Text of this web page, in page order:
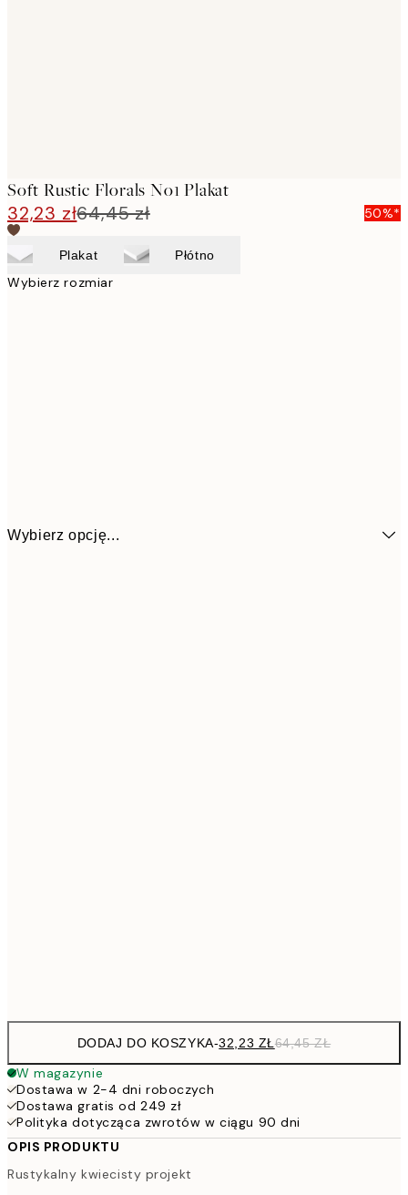
Soft Rustic Florals No1 Plakat
32,23 zł64,45 zł 50%*
Plakat Płótno
Wybierz rozmiar
Wybierz opcję...
DODAJ DO KOSZYKA-32,23 ZŁ 64,45 ZŁ
W magazynie
Dostawa w 2-4 dni roboczych
Dostawa gratis od 249 zł
Polityka dotycząca zwrotów w ciągu 90 dni
OPIS PRODUKTU
Rustykalny kwiecisty projekt